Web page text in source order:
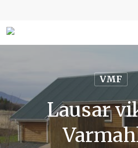
VMF
Lausar